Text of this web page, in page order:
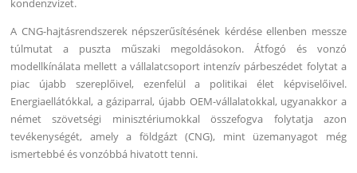
A CNG-hajtásrendszerek népszerűsítésének kérdése ellenben messze
túlmutat a puszta műszaki megoldásokon. Átfogó és vonzó
modellkínálata mellett a vállalatcsoport intenzív párbeszédet folytat a
piac újabb szereplőivel, ezenfelül a politikai élet képviselőivel.
Energiaellátókkal, a gáziparral, újabb OEM-vállalatokkal, ugyanakkor a
német szövetségi minisztériumokkal összefogva folytatja azon
tevékenységét, amely a földgázt (CNG), mint üzemanyagot még
ismertebbé és vonzóbbá hivatott tenni.